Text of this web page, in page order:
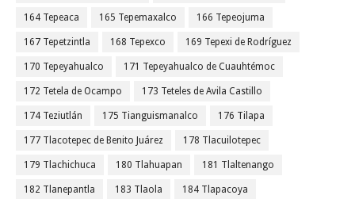
164 Tepeaca 165 Tepemaxalco 166 Tepeojuma
167 Tepetzintla 168 Tepexco 169 Tepexi de Rodríguez
170 Tepeyahualco 171 Tepeyahualco de Cuauhtémoc
172 Tetela de Ocampo 173 Teteles de Avila Castillo
174 Teziutlán 175 Tianguismanalco 176 Tilapa
177 Tlacotepec de Benito Juárez 178 Tlacuilotepec
179 Tlachichuca 180 Tlahuapan 181 Tlaltenango
182 Tlanepantla 183 Tlaola 184 Tlapacoya